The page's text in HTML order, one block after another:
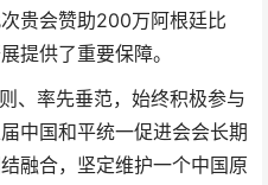
贵会赞助200万阿根廷比
提供了重要保障。
率先垂范，始终积极参与
中国和平统一促进会会长期
融合，坚定维护一个中国原